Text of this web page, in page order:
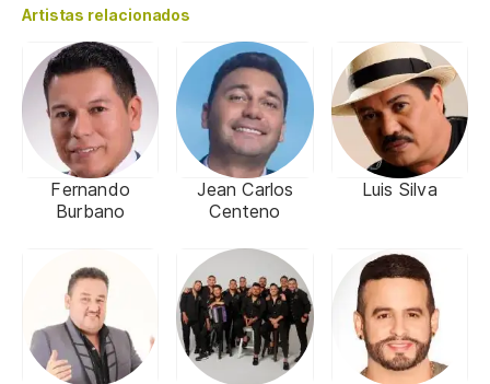
Artistas relacionados
Fernando
Burbano
Jean Carlos
Centeno
Luis Silva